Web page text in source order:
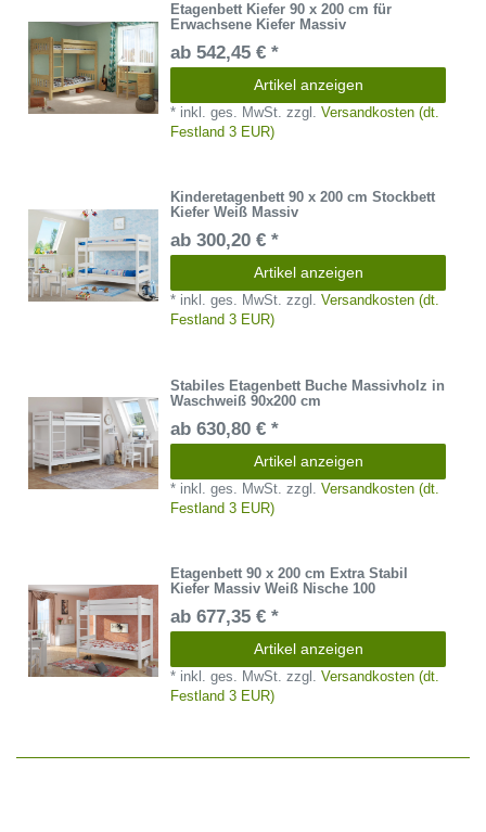
Etagenbett Kiefer 90 x 200 cm für
Erwachsene Kiefer Massiv
ab 542,45 € *
Artikel anzeigen
* inkl. ges. MwSt. zzgl.Versandkosten (dt.
Festland 3 EUR)
Kinderetagenbett 90 x 200 cm Stockbett
Kiefer Weiß Massiv
ab 300,20 € *
Artikel anzeigen
* inkl. ges. MwSt. zzgl.Versandkosten (dt.
Festland 3 EUR)
Stabiles Etagenbett Buche Massivholz in
Waschweiß 90x200 cm
ab 630,80 € *
Artikel anzeigen
* inkl. ges. MwSt. zzgl.Versandkosten (dt.
Festland 3 EUR)
Etagenbett 90 x 200 cm Extra Stabil
Kiefer Massiv Weiß Nische 100
ab 677,35 € *
Artikel anzeigen
* inkl. ges. MwSt. zzgl.Versandkosten (dt.
Festland 3 EUR)